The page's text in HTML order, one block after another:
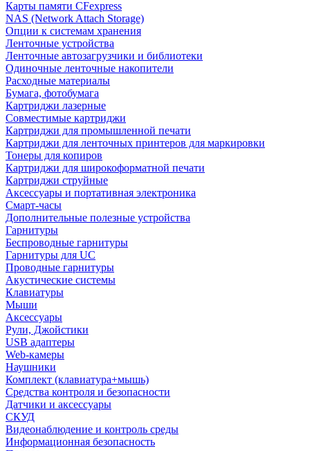
Карты памяти CFexpress
NAS (Network Attach Storage)
Опции к системам хранения
Ленточные устройства
Ленточные автозагрузчики и библиотеки
Одиночные ленточные накопители
Расходные материалы
Бумага, фотобумага
Картриджи лазерные
Совместимые картриджи
Картриджи для промышленной печати
Картриджи для ленточных принтеров для маркировки
Тонеры для копиров
Картриджи для широкоформатной печати
Картриджи струйные
Аксессуары и портативная электроника
Смарт-часы
Дополнительные полезные устройства
Гарнитуры
Беспроводные гарнитуры
Гарнитуры для UC
Проводные гарнитуры
Акустические системы
Клавиатуры
Мыши
Аксессуары
Рули, Джойстики
USB адаптеры
Web-камеры
Наушники
Комплект (клавиатура+мышь)
Средства контроля и безопасности
Датчики и аксессуары
СКУД
Видеонаблюдение и контроль среды
Информационная безопасность